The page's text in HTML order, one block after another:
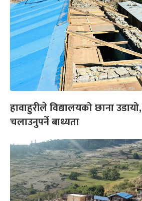
हावाहुरीले विद्यालयको छाना
चलाउनुपर्ने बाध्यता